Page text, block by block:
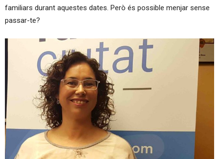
familiars durant aquestes dates. Però és possible menjar sense
passar-te?